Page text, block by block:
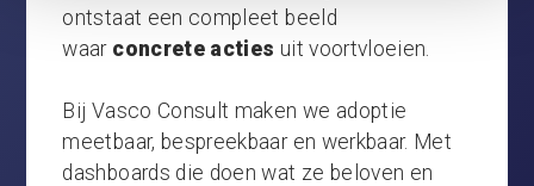
ontstaat een compleet beeld
waar concrete acties uit voortvloeien.
Bij Vasco Consult maken we adoptie
meetbaar, bespreekbaar en werkbaar. Met
dashboards die doen wat ze beloven en